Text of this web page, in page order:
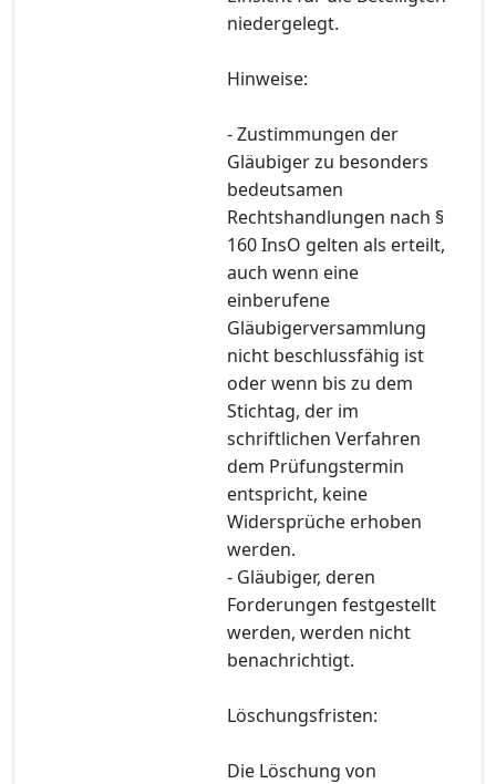
niedergelegt.
Hinweise:
- Zustimmungen der
Gläubiger zu besonders
bedeutsamen
Rechtshandlungen nach §
160 InsO gelten als erteilt,
auch wenn eine
einberufene
Gläubigerversammlung
nicht beschlussfähig ist
oder wenn bis zu dem
Stichtag, der im
schriftlichen Verfahren
dem Prüfungstermin
entspricht, keine
Widersprüche erhoben
werden.
- Gläubiger, deren
Forderungen festgestellt
werden, werden nicht
benachrichtigt.
Löschungsfristen:
Die Löschung von